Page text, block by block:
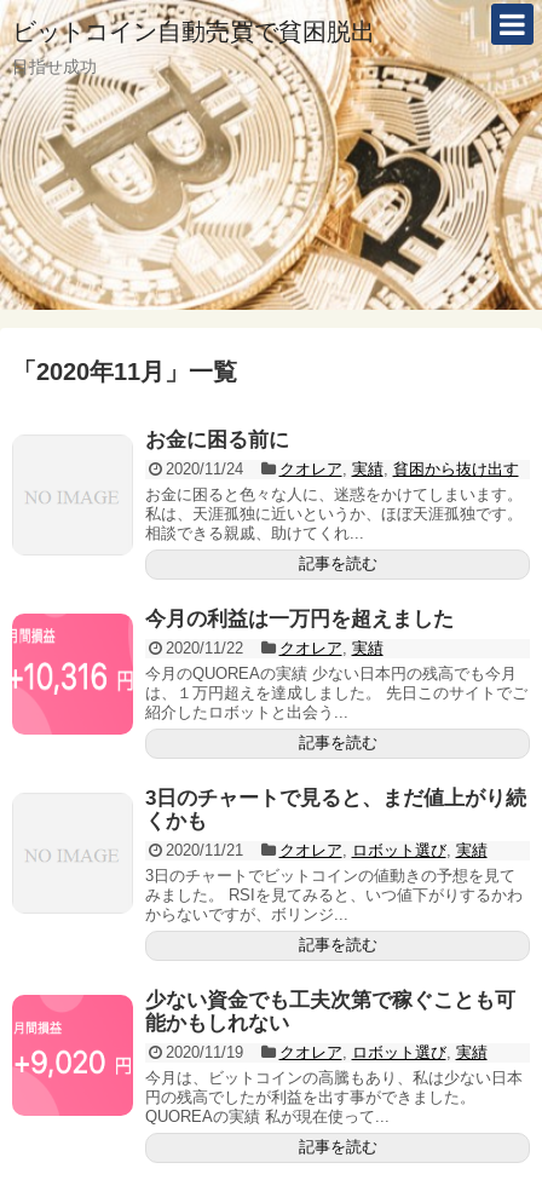
ビットコイン自動売買で貧困脱出
目指せ成功
「 2020年11月 」 一覧
お金に困る前に
2020/11/24 クオレア 実績, 貧困から抜け出す
お金に困ると色々な人に、迷惑をかけてしまいます。
私は、天涯孤独に近いというか、ほぼ天涯孤独です。
相談できる親戚、助けてくれ...
記事を読む
今月の利益は一万円を超えました
2020/11/22 クオレア 実績
今月のQUOREAの実績 少ない日本円の残高でも今月
は、１万円超えを達成しました。 先日このサイトでご
紹介したロボットと出会う...
記事を読む
3日のチャートで見ると、まだ値上がり続
くかも
2020/11/21 クオレア ロボット選び, 実績
3日のチャートでビットコインの値動きの予想を見て
みました。 RSIを見てみると、いつ値下がりするかわ
からないですが、ボリンジ...
記事を読む
少ない資金でも工夫次第で稼ぐことも可
能かもしれない
2020/11/19 クオレア ロボット選び, 実績
今月は、ビットコインの高騰もあり、私は少ない日本
円の残高でしたが利益を出す事ができました。
QUOREAの実績 私が現在使って...
記事を読む